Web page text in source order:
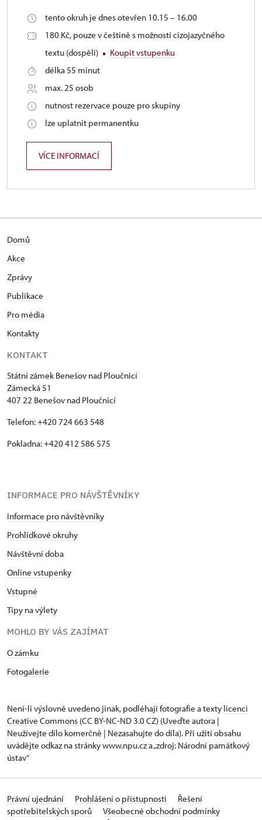
tento okruh je dnes otevřen 10.15 – 16.00
180 Kč, pouze v češtině s možností cizojazyčného
textu (dospělí)
Koupit vstupenku
délka 55 minut
max. 25 osob
nutnost rezervace pouze pro skupiny
lze uplatnit permanentku
VÍCE INFORMACÍ
Domů
Akce
Zprávy
Publikace
Pro média
Kontakty
KONTAKT
Státní zámek Benešov nad Ploučnicí
Zámecká 51
407 22 Benešov nad Ploučnicí
Telefon: +420 724 663 548
Pokladna: +420 412 586 575
INFORMACE PRO NÁVŠTĚVNÍKY
Informace pro návštěvníky
Prohlídkové okruhy
Návštěvní doba
Online vstupenky
Vstupné
Tipy na výlety
MOHLO BY VÁS ZAJÍMAT
O zámku
Fotogalerie
Není-li výslovně uvedeno jinak, podléhají fotografie a texty licenci
Creative Commons (CC BY-NC-ND 3.0 CZ) (Uveďte autora |
Neužívejte dílo komerčně | Nezasahujte do díla). Při užití obsahu
uvádějte odkaz na stránky www.npu.cz a „zdroj: Národní památkový
ústav“
Právní ujednání Prohlášení o přístupnosti
Řešení
spotřebitelských sporů
Všeobecné obchodní podmínky